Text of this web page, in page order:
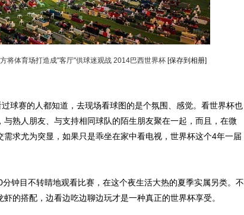
将体育场打造成"客厅"供球迷观战 2014巴西世界杯 [保存到相册]
赛的人都知道，去现场看球图的是个氛围、感觉。看世界杯也
熟人朋友、与支持相同球队的陌生朋友聚在一起，而且，在微
求尤为突显，如果只是乖坐在家中看电视，世界杯这个4年一届
钟目不转睛地观看比赛，在这个夜生活大热的夏季实属另类。不
的搭配，边看边吃边聊边玩才是一种真正的世界杯享受。